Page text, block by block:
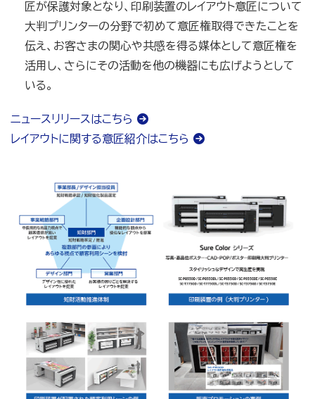
匠が保護対象となり、印刷装置のレイアウト意匠について
大判プリンターの分野で初めて意匠権取得できたことを
伝え、お客さまの関心や共感を得る媒体として意匠権を
活用し、さらにその活動を他の機器にも広げようとして
いる。
ニュースリリースはこちら
レイアウトに関する意匠紹介はこちら